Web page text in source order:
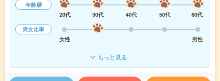
年齢層
20代
30代 40代 50代
60代
男女比率
女性
男性
もっと見る